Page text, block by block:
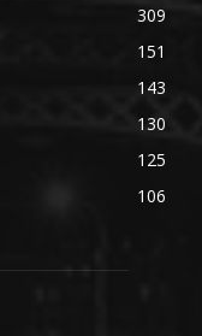
309
151
143
130
125
106